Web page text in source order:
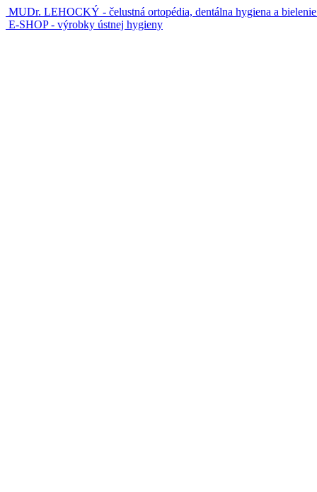
MUDr. LEHOCKÝ - čelustná ortopédia, dentálna hygiena a
E-SHOP - výrobky ústnej hygieny